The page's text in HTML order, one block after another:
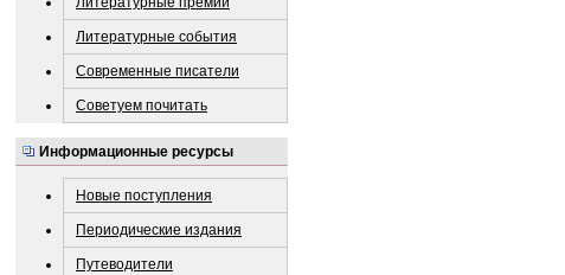
Литературные события
Современные писатели
Советуем почитать
Информационные ресурсы
Новые поступления
Периодические издания
Путеводители